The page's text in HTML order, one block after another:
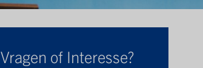
Vragen of Interesse?